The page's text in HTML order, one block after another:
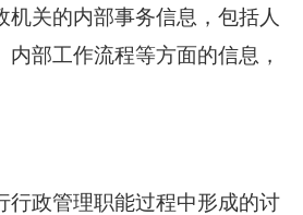
关的内部事务信息，包括人
部工作流程等方面的信息，
行政管理职能过程中形成的讨